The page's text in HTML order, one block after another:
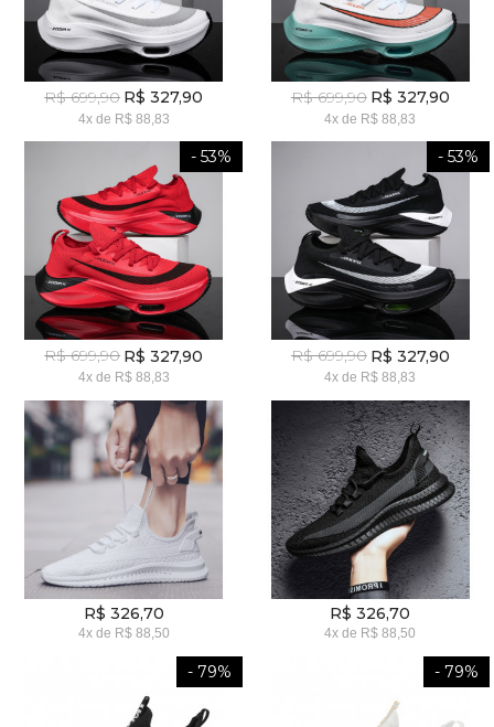
R$ 699,90 R$ 327,90
4xde R$ 88,83
R$ 699,90 R$ 327,90
4x de R$ 88,83
- 53%
R$ 699,90 R$ 327,90
4xde R$ 88,83
- 53%
R$ 699,90 R$ 327,90
4x de R$ 88,83
R$ 326,70
4xde R$ 88,50
R$ 326,70
4x de R$ 88,50
- 79% - 79%